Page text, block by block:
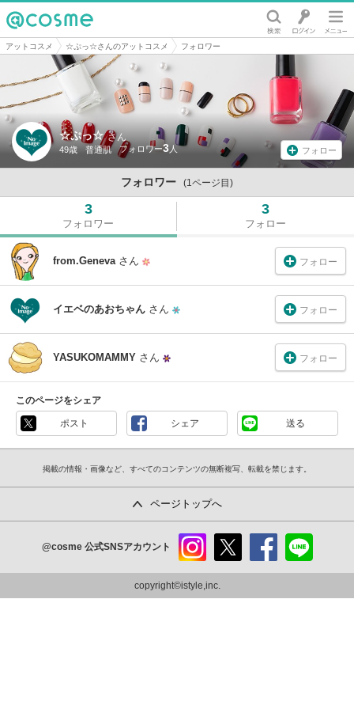
@cosme
アットコスメ ☆ぷっ☆さんのアットコスメ フォロワー
☆ぷっ☆ さん
49歳 普通肌 3 フォロー
フォロワー (1ページ目)
3
フォロワー
3
フォロー
from.Geneva さん フォロー
イエベのあおちゃん さん フォロー
YASUKOMAMMY さん フォロー
このページをシェア
ポスト シェア 送る
掲載の情報・画像など、すべてのコンテンツの無断複写、転載を禁じます。
ページトップへ
@cosme 公式SNSアカウント
ram
copyright©istyle,inc.